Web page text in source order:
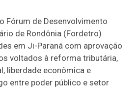
Fórum de Desenvolvimento
de Rondônia (Fordetro)
em Ji-Paraná com aprovação
voltados à reforma tributária,
liberdade econômica e
entre poder público e setor